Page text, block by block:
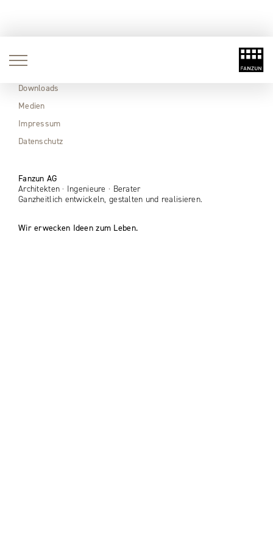
Aktuell
Downloads
Medien
Impressum
Datenschutz
Fanzun AG
Architekten · Ingenieure · Berater
Ganzheitlich entwickeln, gestalten und realisieren.
Wir erwecken Ideen zum Leben.